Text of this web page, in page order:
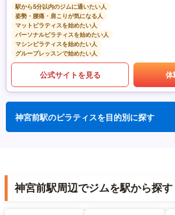
駅から5分以内のジムに通いたい人
姿勢・腰痛・肩こりが気になる人
マットピラティスを始めたい人
パーソナルピラティスを始めたい人
マシンピラティスを始めたい人
グループレッスンで始めたい人
公式サイトを見る 体
神宮前駅のピラティスを目的別に探す
神宮前駅周辺でジムを駅から探す